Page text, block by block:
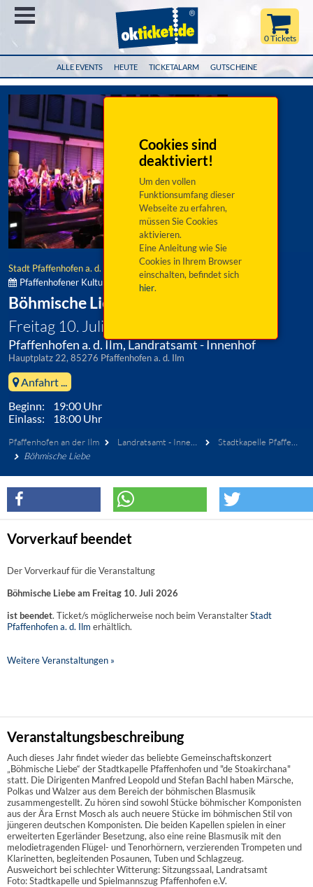
ALLE EVENTS HEUTE TICKETALARM GUTSCHEINE
0 Tickets
Cookies sind
deaktiviert!
Um den vollen
Funktionsumfang dieser
Webseite zu erfahren,
müssen Sie Cookies
aktivieren.
Eine Anleitung wie Sie
Cookies in Ihrem Browser
einschalten, befindet sich
hier.
Stadt Pfaffenhofen a. d. Ilm
Pfaffenhofener Kultursommer:
Böhmische Liebe
Freitag 10. Juli 2026
Pfaffenhofen a. d. Ilm, Landratsamt - Innenhof
Hauptplatz 22, 85276 Pfaffenhofen a. d. Ilm
Anfahrt ...
Beginn: 19:00 Uhr
Einlass: 18:00 Uhr
Pfaffenhofen an der Ilm Landratsamt - Innenhof
Stadtkapelle Pfaffenhofen
Böhmische Liebe
Vorverkauf beendet
Der Vorverkauf für die Veranstaltung
Böhmische Liebe am Freitag 10. Juli 2026
ist beendet. Ticket/s möglicherweise noch beim VeranstalterStadt
Pfaffenhofen a. d. Ilm erhältlich.
Weitere Veranstaltungen »
Veranstaltungsbeschreibung
Auch dieses Jahr findet wieder das beliebte Gemeinschaftskonzert
„Böhmische Liebe“ der Stadtkapelle Pfaffenhofen und "de Stoakirchana"
statt. Die Dirigenten Manfred Leopold und Stefan Bachl haben Märsche,
Polkas und Walzer aus dem Bereich der böhmischen Blasmusik
zusammengestellt. Zu hören sind sowohl Stücke böhmischer Komponisten
aus der Ära Ernst Mosch als auch neuere Stücke im böhmischen Stil von
jüngeren deutschen Komponisten. Die beiden Kapellen spielen in einer
erweiterten Egerländer Besetzung, also eine reine Blasmusik mit den
melodietragenden Flügel- und Tenorhörnern, verzierenden Trompeten und
Klarinetten, begleitenden Posaunen, Tuben und Schlagzeug.
Ausweichort bei schlechter Witterung: Sitzungssaal, Landratsamt
Foto: Stadtkapelle und Spielmannszug Pfaffenhofen e.V.